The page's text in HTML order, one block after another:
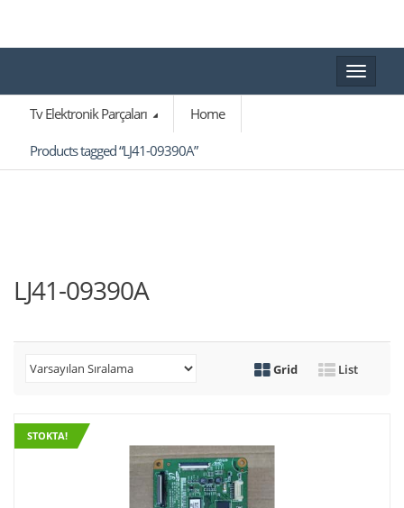
Toggle
Tv Elektronik Parçaları
Home
Products tagged “LJ41-09390A”
LJ41-09390A
Grid List
STOKTA!